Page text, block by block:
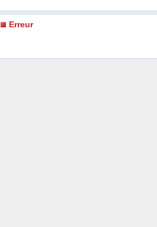
Erreur